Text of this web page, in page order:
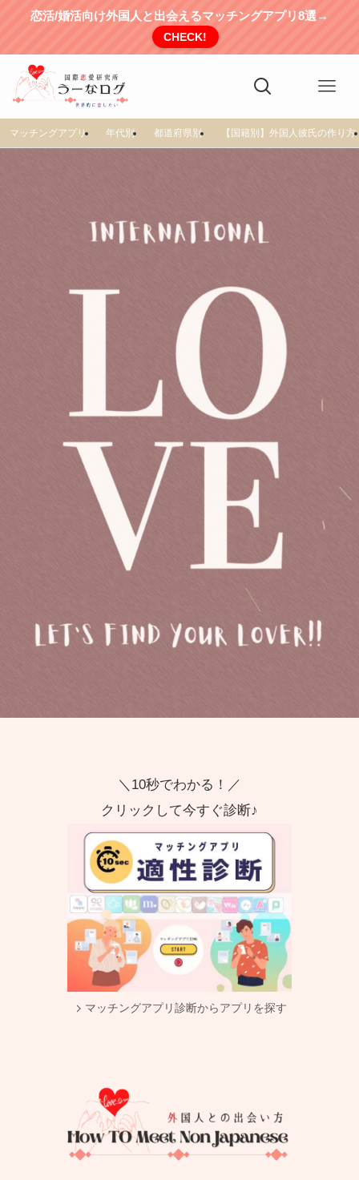
恋活/婚活向け外国人と出会えるマッチングアプリ8選→
CHECK!
マッチングアプリ 年代別 都道府県別 【国籍別】外国人彼氏の作り方
＼10秒でわかる！／
クリックして今すぐ診断♪
マッチングアプリ診断からアプリを探す